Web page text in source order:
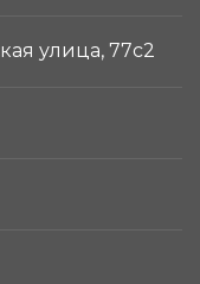
улица, 77с2